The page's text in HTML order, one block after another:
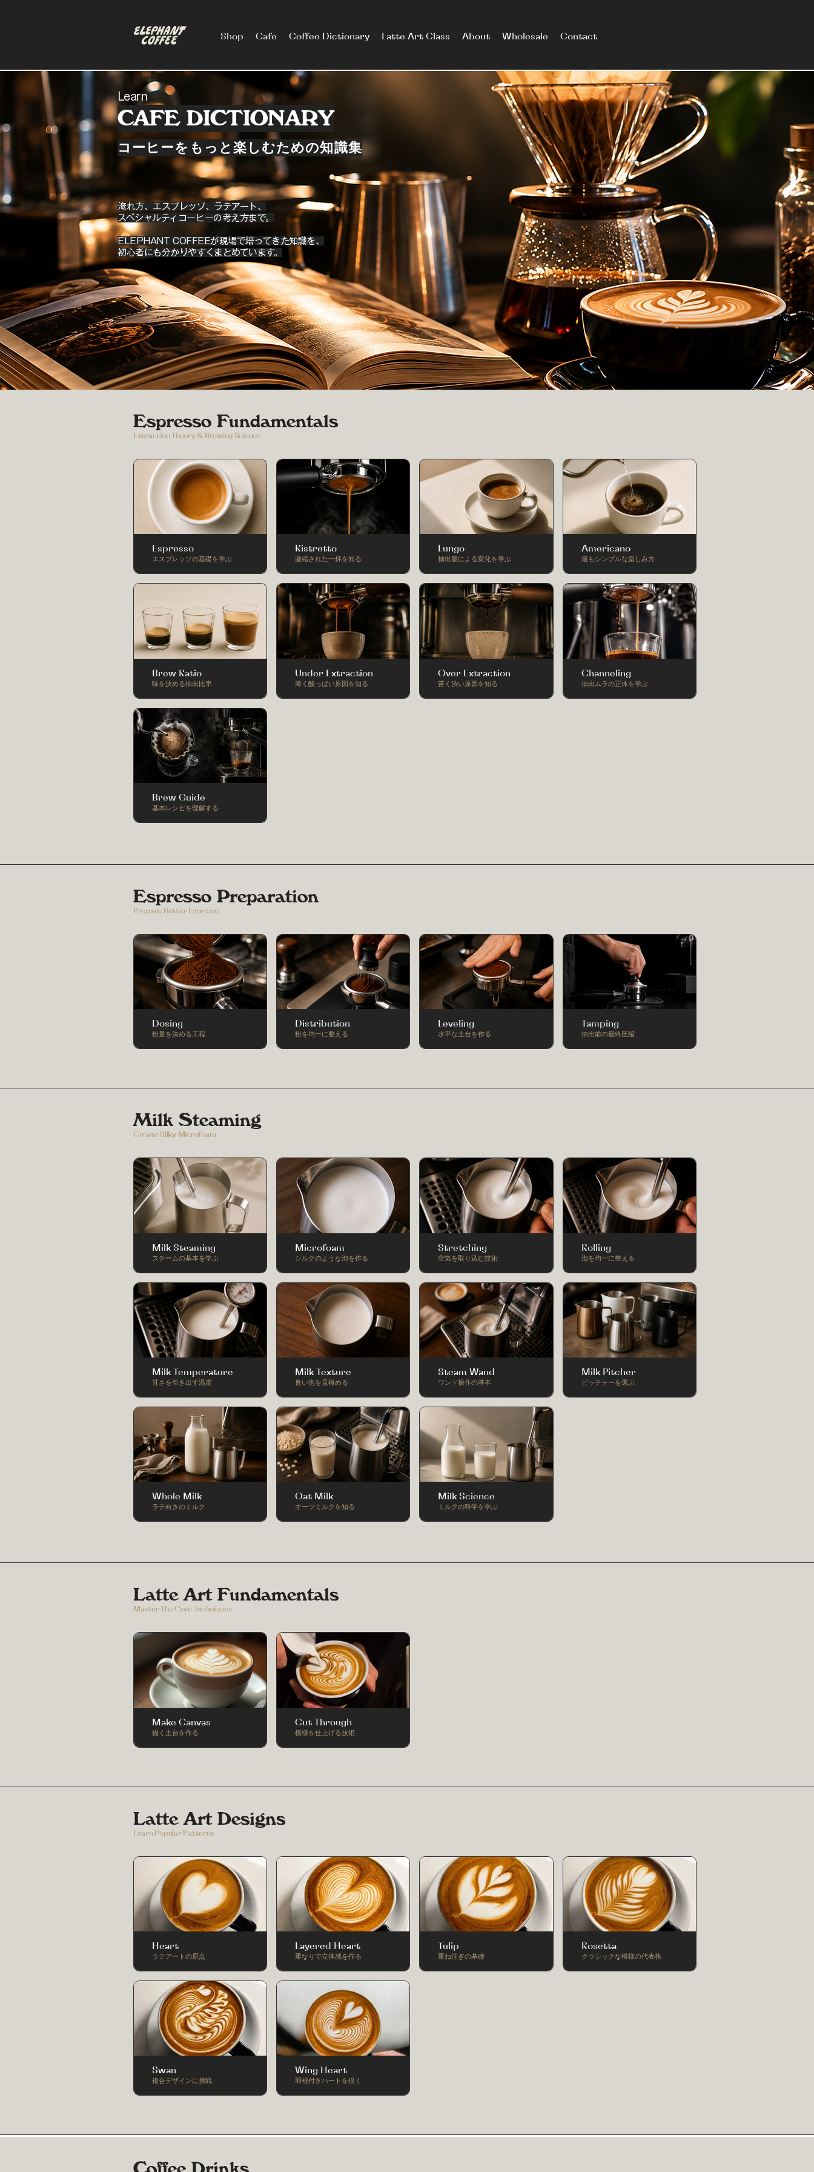
Shop Cafe Coffee Dictionary Latte Art Class About Wholesale Contact
CAFE DICTIONARY
淹れ方、エスプレッソ、ラテアート、
スペシャルティコーヒーの考え方まで。
ELEPHANT COFFEEが現場で培ってきた知識を、
初心者にも分かりやすくまとめています。
Learn
コーヒーをもっと楽しむための知識集
Espresso Fundamentals
Extraction Theory & Brewing Science
Espresso
エスプレッソの基礎を学ぶ
Ristretto
凝縮された一杯を知る
Lungo
抽出量による変化を学ぶ
Americano
最もシンプルな楽しみ方
Brew Ratio
味を決める抽出比率
Under Extraction
薄く酸っぱい原因を知る
Over Extraction
苦く渋い原因を知る
Channeling
抽出ムラの正体を学ぶ
Brew Guide
基本レシピを理解する
Espresso Preparation
Prepare Better Espresso
Dosing
粉量を決める工程
Distribution
粉を均一に整える
Leveling
水平な土台を作る
Tamping
抽出前の最終圧縮
Milk Steaming
Create Silky Microfoam
Milk Steaming
スチームの基本を学ぶ
Microfoam
シルクのような泡を作る
Stretching
空気を取り込む技術
Rolling
泡を均一に整える
Milk Temperature
甘さを引き出す温度
Milk Texture
良い泡を見極める
Steam Wand
ワンド操作の基本
Milk Pitcher
ピッチャーを選ぶ
Whole Milk
ラテ向きのミルク
Oat Milk
オーツミルクを知る
Milk Science
ミルクの科学を学ぶ
Latte Art Fundamentals
Master The Core Techniques
Make Canvas
描く土台を作る
Cut Through
模様を仕上げる技術
Latte Art Designs
Learn Popular Patterns
Heart
ラテアートの原点
Layered Heart
重なりで立体感を作る
Tulip
重ね注ぎの基礎
Rosetta
クラシックな模様の代表格
Swan
複合デザインに挑戦
Wing Heart
羽根付きハートを描く